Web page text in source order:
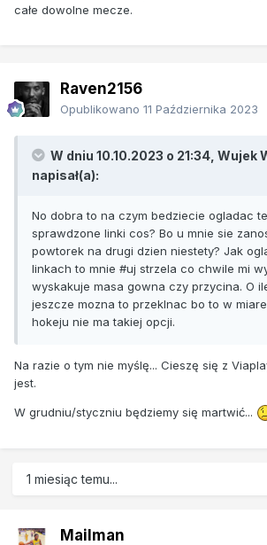
całe dowolne mecze.
Raven2156
Opublikowano 11 Października 2023
W dniu 10.10.2023 o 21:34, Wujek
napisał(a):
No dobra to na czym bedziecie ogladac
sprawdzone linki cos? Bo u mnie sie
powtorek na drugi dzien niestety? Jak
linkach to mnie #uj strzela co chwile mi
wyskakuje masa gowna czy przycina. O
jeszcze mozna to przeklnac bo to w
hokeju nie ma takiej opcji.
Na razie o tym nie myślę... Cieszę się z
jest.
W grudniu/styczniu będziemy się martwić...
1 miesiąc temu...
Mailman